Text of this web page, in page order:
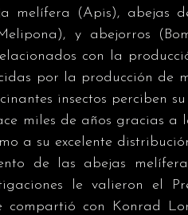
melífera (Apis), abejas
y abejorros
con la
por la producción de
insectos perciben
miles de años gracias a
a su excelente
de las abejas
le valieron el
compartió con Konrad